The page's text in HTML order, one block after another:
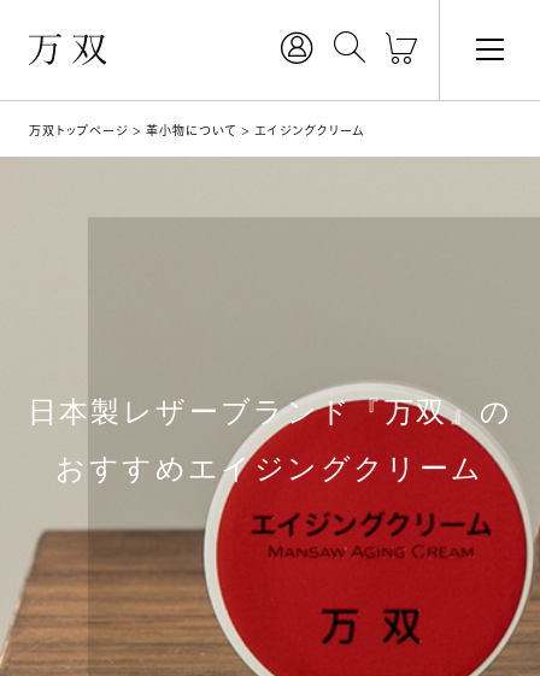
万双トップページ 革小物について エイジングクリーム
日本製レザーブランド『万双』の
おすすめエイジングクリーム